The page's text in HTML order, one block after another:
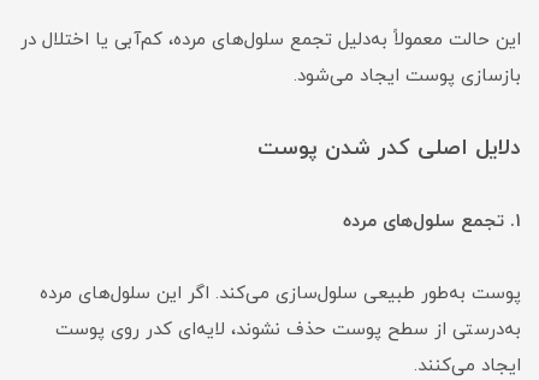
این حالت معمولاً به‌دلیل تجمع سلول‌های مرده، کم‌آبی یا اختلال در
بازسازی پوست ایجاد می‌شود.
دلایل اصلی کدر شدن پوست
۱. تجمع سلول‌های مرده
پوست به‌طور طبیعی سلول‌سازی می‌کند. اگر این سلول‌های مرده
به‌درستی از سطح پوست حذف نشوند، لایه‌ای کدر روی پوست
ایجاد می‌کنند.